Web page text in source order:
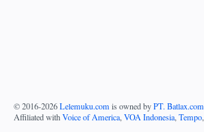
© 2016-2026Lelemuku.com is owned byPT. Batlax.com
Affiliated withVoice of America, VOA Indonesia, Tempo,